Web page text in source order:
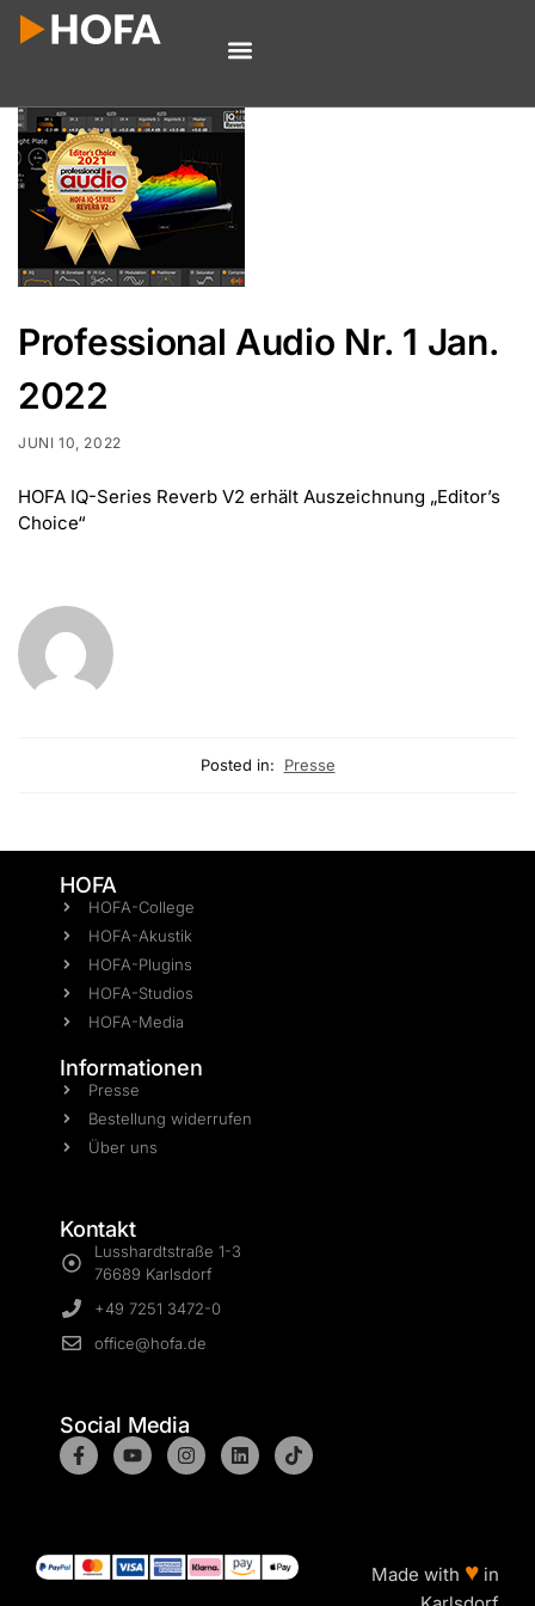
Professional Audio Nr. 1 Jan.
2022
JUNI 10, 2022
HOFA IQ-Series Reverb V2 erhält Auszeichnung „Editor’s
Choice“
Posted in: Presse
HOFA
HOFA-College
HOFA-Akustik
HOFA-Plugins
HOFA-Studios
HOFA-Media
Informationen
Presse
Bestellung widerrufen
Über uns
Kontakt
Lusshardtstraße 1-3
76689 Karlsdorf
+49 7251 3472-0
office@hofa.de
Social Media
Made with ♥ in